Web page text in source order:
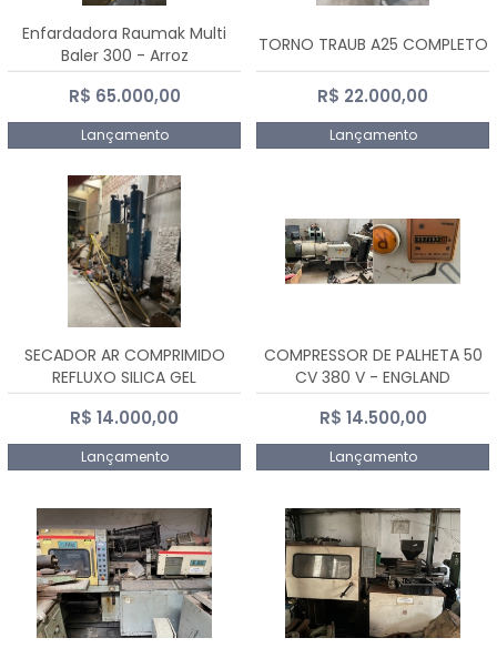
Enfardadora Raumak Multi
Baler 300 - Arroz
R$ 65.000,00
Lançamento
TORNO TRAUB A25 COMPLETO
R$ 22.000,00
Lançamento
SECADOR AR COMPRIMIDO
REFLUXO SILICA GEL
R$ 14.000,00
Lançamento
COMPRESSOR DE PALHETA 50
CV 380 V - ENGLAND
R$ 14.500,00
Lançamento